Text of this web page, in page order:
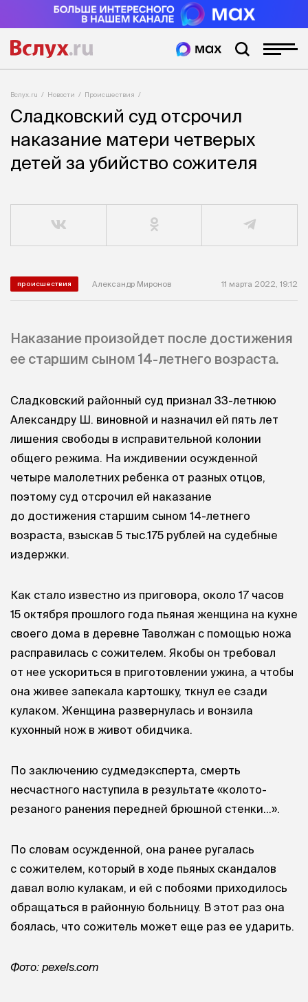
Вслух.ru Новости Происшествия
Сладковский суд отсрочил
наказание матери четверых
детей за убийство сожителя
происшествия Александр Миронов 11 марта 2022, 19:12
Наказание произойдет после достижения
ее старшим сыном 14-летнего возраста.
Сладковский районный суд признал 33-летнюю
Александру Ш. виновной и назначил ей пять лет
лишения свободы в исправительной колонии
общего режима. На иждивении осужденной
четыре малолетних ребенка от разных отцов,
поэтому суд отсрочил ей наказание
до достижения старшим сыном 14-летнего
возраста, взыскав 5 тыс.175 рублей на судебные
издержки.
Как стало известно из приговора, около 17 часов
15 октября прошлого года пьяная женщина на кухне
своего дома в деревне Таволжан с помощью ножа
расправилась с сожителем. Якобы он требовал
от нее ускориться в приготовлении ужина, а чтобы
она живее запекала картошку, ткнул ее сзади
кулаком. Женщина развернулась и вонзила
кухонный нож в живот обидчика.
По заключению судмедэксперта, смерть
несчастного наступила в результате «колото-
резаного ранения передней брюшной стенки…».
По словам осужденной, она ранее ругалась
с сожителем, который в ходе пьяных скандалов
давал волю кулакам, и ей с побоями приходилось
обращаться в районную больницу. В этот раз она
боялась, что сожитель может еще раз ее ударить.
Фото: pexels.com